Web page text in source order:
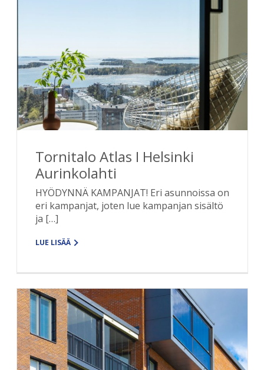
Tornitalo Atlas I Helsinki
Aurinkolahti
HYÖDYNNÄ KAMPANJAT! Eri asunnoissa on
eri kampanjat, joten lue kampanjan sisältö
ja […]
LUE LISÄÄ